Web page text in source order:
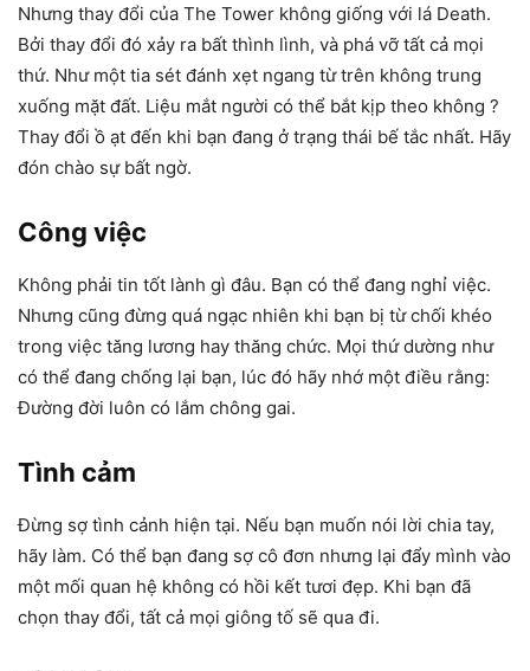
Nhưng thay đổi của The Tower không giống với lá Death.
Bởi thay đổi đó xảy ra bất thình lình, và phá vỡ tất cả mọi
thứ. Như một tia sét đánh xẹt ngang từ trên không trung
xuống mặt đất. Liệu mắt người có thể bắt kịp theo không ?
Thay đổi ồ ạt đến khi bạn đang ở trạng thái bế tắc nhất. Hãy
đón chào sự bất ngờ.
Công việc
Không phải tin tốt lành gì đâu. Bạn có thể đang nghỉ việc.
Nhưng cũng đừng quá ngạc nhiên khi bạn bị từ chối khéo
trong việc tăng lương hay thăng chức. Mọi thứ dường như
có thể đang chống lại bạn, lúc đó hãy nhớ một điều rằng:
Đường đời luôn có lắm chông gai.
Tình cảm
Đừng sợ tình cảnh hiện tại. Nếu bạn muốn nói lời chia tay,
hãy làm. Có thể bạn đang sợ cô đơn nhưng lại đẩy mình vào
một mối quan hệ không có hồi kết tươi đẹp. Khi bạn đã
chọn thay đổi, tất cả mọi giông tố sẽ qua đi.